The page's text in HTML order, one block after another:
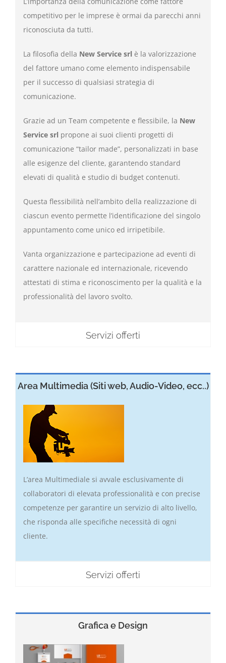
competitivo per le imprese è ormai da parecchi anni
riconosciuta da tutti.
La filosofia della New Service srl è la valorizzazione
del fattore umano come elemento indispensabile
per il successo di qualsiasi strategia di
comunicazione.
Grazie ad un Team competente e flessibile, la New
Service srl propone ai suoi clienti progetti di
comunicazione “tailor made”, personalizzati in base
alle esigenze del cliente, garantendo standard
elevati di qualità e studio di budget contenuti.
Questa flessibilità nell’ambito della realizzazione di
ciascun evento permette l’identificazione del singolo
appuntamento come unico ed irripetibile.
Vanta organizzazione e partecipazione ad eventi di
carattere nazionale ed internazionale, ricevendo
attestati di stima e riconoscimento per la qualità e la
professionalità del lavoro svolto.
Servizi offerti
Area Multimedia (Siti web, Audio-Video, ecc..)
L’area Multimediale si avvale esclusivamente di
collaboratori di elevata professionalità e con precise
competenze per garantire un servizio di alto livello,
che risponda alle specifiche necessità di ogni
cliente.
Servizi offerti
Grafica e Design